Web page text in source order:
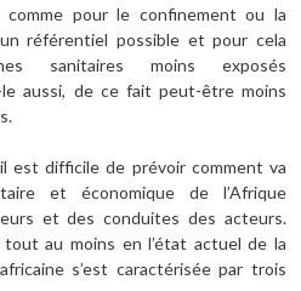
comme pour le confinement ou la
référentiel possible et pour cela
sanitaires moins exposés
aussi, de ce fait peut-être moins
est difficile de prévoir comment va
et économique de l’Afrique
et des conduites des acteurs.
au moins en l’état actuel de la
s’est caractérisée par trois